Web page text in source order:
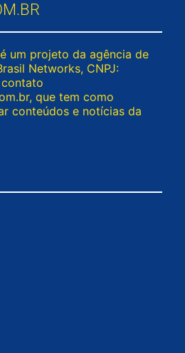
um projeto da agência de
Networks, CNPJ:
contato
, que tem como
conteúdos e notícias da